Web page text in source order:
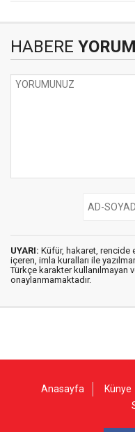
HABERE
UYARI: Küfür, hakaret, rencide
içeren, imla kuralları ile
Türkçe karakter kullanılmayan
onaylanmamaktadır.
Anasayfa Künye